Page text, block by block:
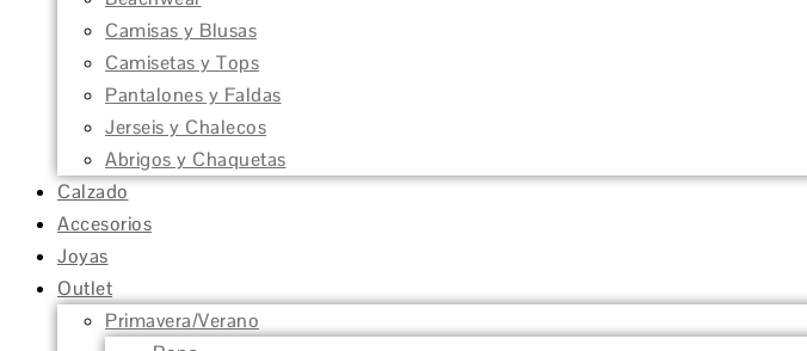
Camisas y Blusas
Camisetas y Tops
Pantalones y Faldas
Jerseis y Chalecos
Abrigos y Chaquetas
Calzado
Accesorios
Joyas
Outlet
Primavera/Verano